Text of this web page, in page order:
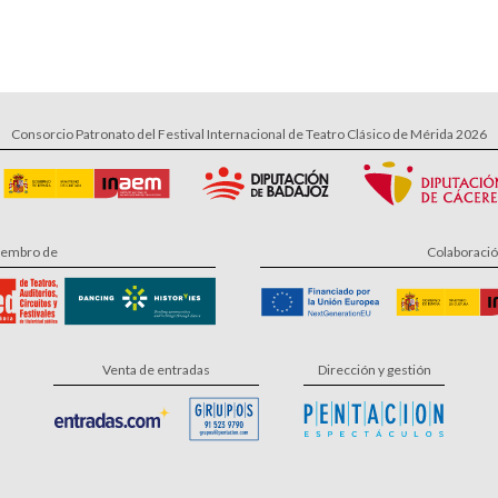
Consorcio Patronato del Festival Internacional de Teatro Clásico de Mérida 2026
de
Venta de entradas Dirección y gestión